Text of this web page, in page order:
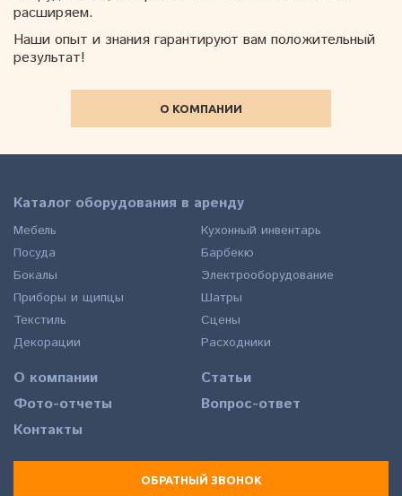
расширяем.
Наши опыт и знания гарантируют вам положительный
результат!
О КОМПАНИИ
Каталог оборудования в аренду
Мебель
Посуда
Бокалы
Приборы и щипцы
Текстиль
Декорации
Кухонный инвентарь
Барбекю
Электрооборудование
Шатры
Сцены
Расходники
О компании
Статьи
Фото-отчеты
Вопрос-ответ
Контакты
ОБРАТНЫЙ ЗВОНОК